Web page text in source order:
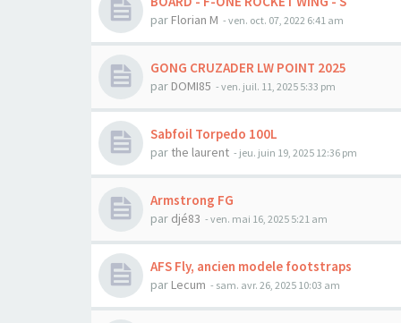
par Florian M - ven. oct. 07, 2022 6:41 am
GONG CRUZADER LW POINT 2025
par DOMI85 - ven. juil. 11, 2025 5:33 pm
Sabfoil Torpedo 100L
par the laurent - jeu. juin 19, 2025 12:36 pm
Armstrong FG
par djé83 - ven. mai 16, 2025 5:21 am
AFS Fly, ancien modele footstraps
par Lecum - sam. avr. 26, 2025 10:03 am